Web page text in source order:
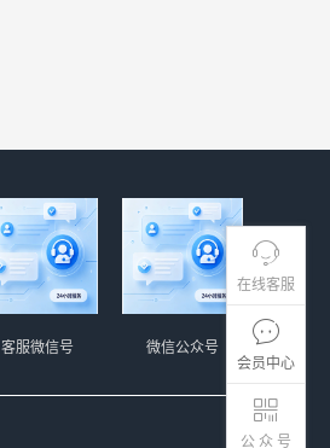
在线客服
会员中心
公 众 号
微信公众号
客服微信号